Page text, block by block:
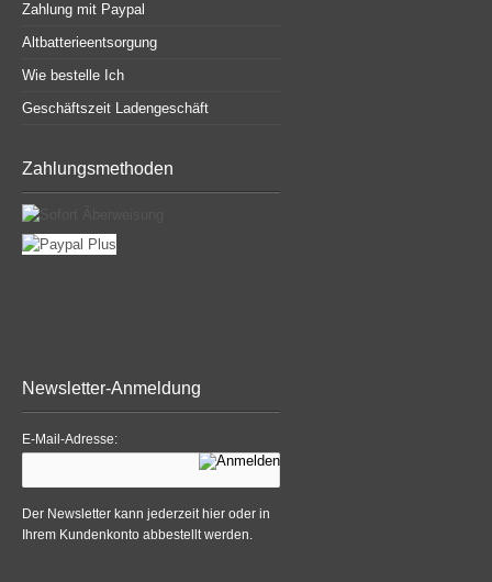
Zahlung mit Paypal
Altbatterieentsorgung
Wie bestelle Ich
Geschäftszeit Ladengeschäft
Zahlungsmethoden
Newsletter-Anmeldung
E-Mail-Adresse:
Der Newsletter kann jederzeit hier oder in
Ihrem Kundenkonto abbestellt werden.